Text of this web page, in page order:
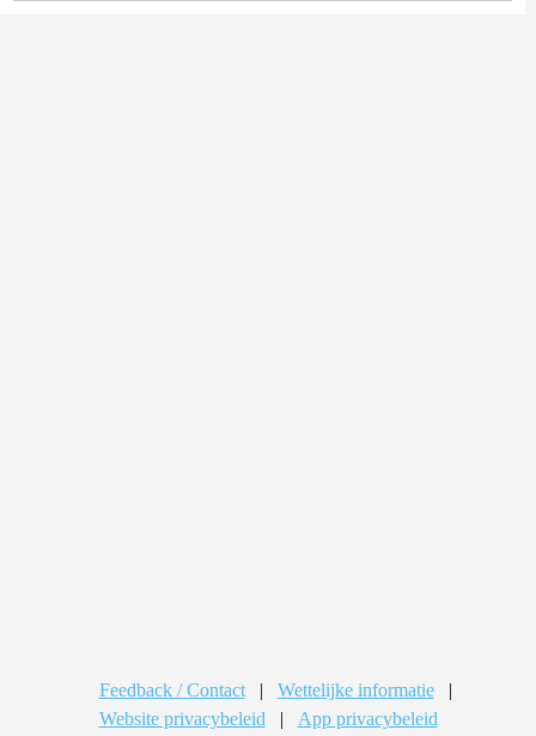
Feedback / Contact | Wettelijke informatie
|
Website privacybeleid
| App privacybeleid